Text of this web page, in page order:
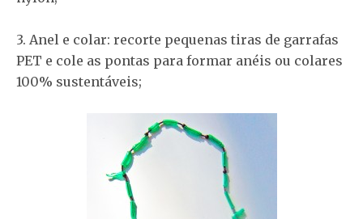
3. Anel e colar: recorte pequenas tiras de garrafas
PET e cole as pontas para formar anéis ou colares
100% sustentáveis;